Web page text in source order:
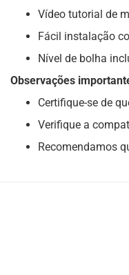
Vídeo tutorial de
Fácil instalação
Nível de bolha
Observações
Certifique-se de
Verifique a
Recomendamos